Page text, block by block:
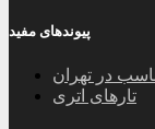
پیوندهای مفید
در تهران
تارهای اتری